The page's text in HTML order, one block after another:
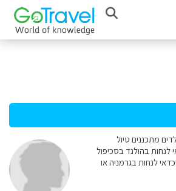
מתכננים טיול
לנחות בהולנד בסכיפול
לנחות בגרמניה או